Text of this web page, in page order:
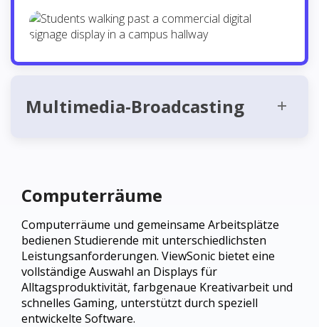
Multimedia-Broadcasting
Computerräume
Computerräume und gemeinsame Arbeitsplätze
bedienen Studierende mit unterschiedlichsten
Leistungsanforderungen. ViewSonic bietet eine
vollständige Auswahl an Displays für
Alltagsproduktivität, farbgenaue Kreativarbeit und
schnelles Gaming, unterstützt durch speziell
entwickelte Software.